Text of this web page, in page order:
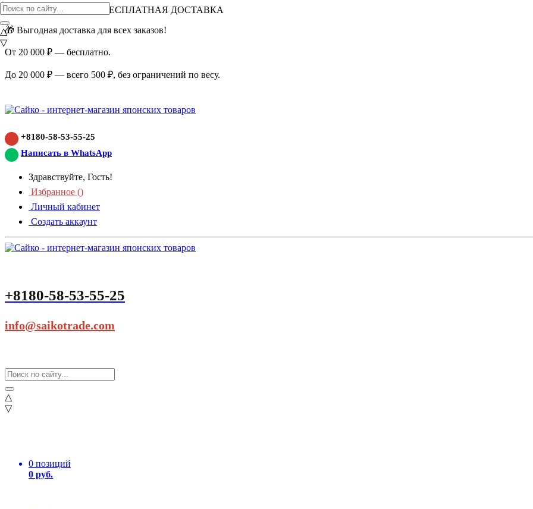
ВНИМАНИЕ АКЦИЯ!
БЕСПЛАТНАЯ ДОСТАВКА
🎁 Выгодная доставка для всех заказов!
От 20 000 ₽ — бесплатно.
До 20 000 ₽ — всего 500 ₽, без ограничений по весу.
+8180-58-53-55-25
Написать в WhatsApp
Здравствуйте, Гость!
Избранное ()
Личный кабинет
Создать аккаунт
+8180-58-53-55-25
info@saikotrade.com
△
▽
0 позиций
0 руб.
△
▽